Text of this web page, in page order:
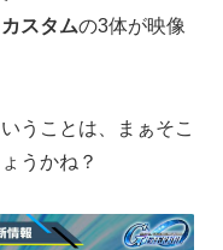
スタムの3体が映像
うことは、まぁそこ
うかね？